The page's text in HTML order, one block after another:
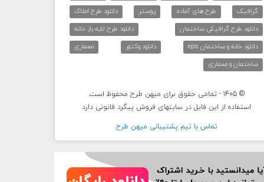
گرافیک
طرح های آماده پوستر
دانلود طرح املاک
دانلود طرح گرافیکی ساختمان
دانلود طرح لایه باز خانه
دانلود خانه و ساختمان eps
دانلود وکتور
معماری
ساختمان و معماری
© 1405 - تمامی حقوق برای میهن طرح محفوظ است.
استفاده از این فایل در سایتهای فروش پیگرد قانونی دارد
تماس با تيم پشتيبانی ميهن طرح